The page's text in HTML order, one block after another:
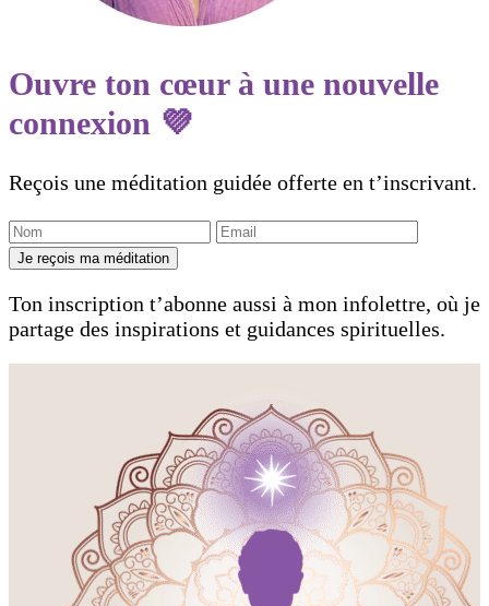
Ouvre ton cœur à une nouvelle
connexion 💜
Reçois une méditation guidée offerte en t’inscrivant.
Je reçois ma méditation
Ton inscription t’abonne aussi à mon infolettre, où je
partage des inspirations et guidances spirituelles.